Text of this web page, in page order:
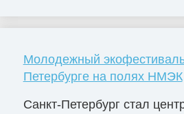
Молодежный
Петербурге на полях НМЭК
Санкт-Петербург стал